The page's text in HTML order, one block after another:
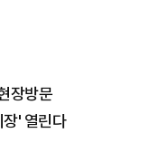
장방문
' 열린다